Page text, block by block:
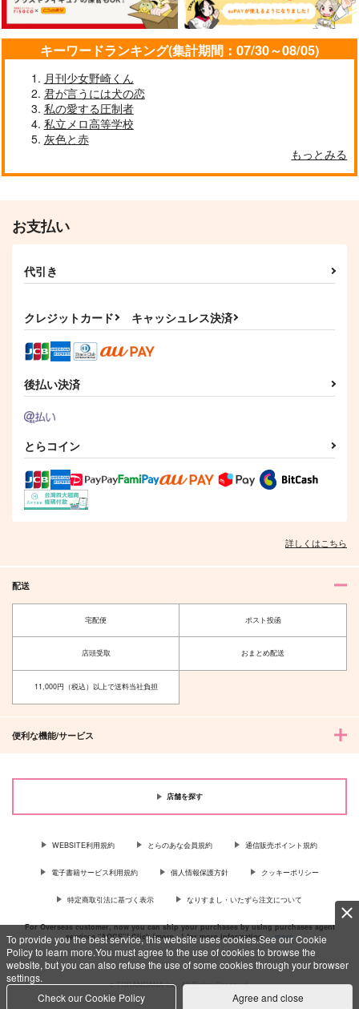
To provide you the best service, this website uses cookies.See our Cookie
Policy to learn more.You must agree to the use of cookies to browse the
website, but you can also refuse the use of some cookies through your browser
settings.
Check our Cookie Policy
Agree and close
サンプル
作品詳細
サンプル
作品詳細
サンプル
作品詳細
オリオンになろう
世間亭
杉元佐一×尾形百之助
サンプル
不死川実弥×冨岡義勇
キーワードランキング(集計期間：07/30～08/05)
月刊少女野崎くん
君が言うには犬の恋
私の愛する圧制者
私立メロ高等学校
灰色と赤
もっとみる
お支払い
代引き
クレジットカード キャッシュレス決済
後払い決済
とらコイン
詳しくはこちら
配送
宅配便 ポスト投函
店頭受取 おまとめ配送
11,000円（税込）以上で送料当社負担
便利な機能/サービス
店舗を探す
WEBSITE利用規約 とらのあな会員規約 通信販売ポイント規約
電子書籍サービス利用規約 個人情報保護方針 クッキーポリシー
特定商取引法に基づく表示 なりすまし・いたずら注文について
For Overseas customer, now you can ship your purchases by using purchases agent
services “AOCS”! Click {more…} for more information …more
c TORANOANA Inc, All Rights Reserved.